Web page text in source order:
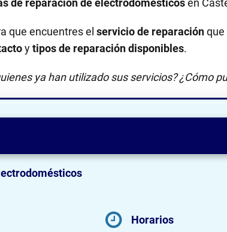
de reparación de electrodomésticosen
que encuentres el servicio de reparaciónque
ytipos de reparación disponibles.
ya han utilizado sus servicios? ¿Cómo
Horarios